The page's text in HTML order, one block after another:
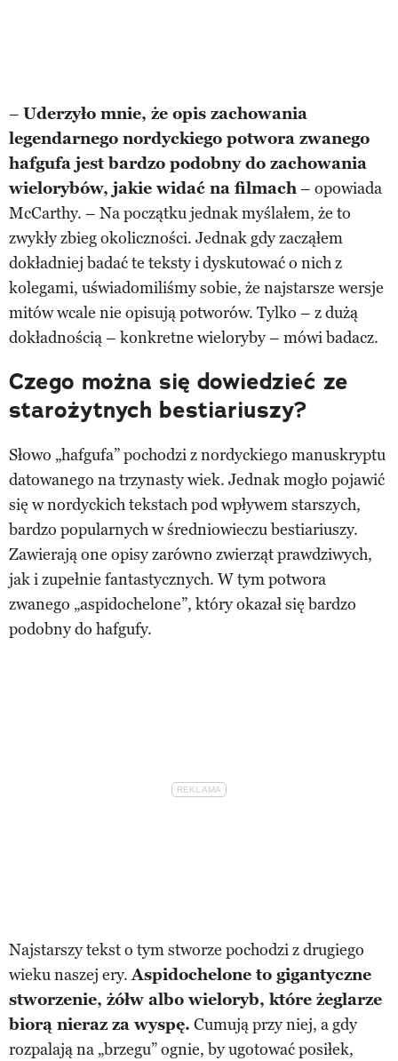
– Uderzyło mnie, że opis zachowania
legendarnego nordyckiego potwora zwanego
hafgufa jest bardzo podobny do zachowania
wielorybów, jakie widać na filmach– opowiada
McCarthy. – Na początku jednak myślałem, że to
zwykły zbieg okoliczności. Jednak gdy zacząłem
dokładniej badać te teksty i dyskutować o nich z
kolegami, uświadomiliśmy sobie, że najstarsze wersje
mitów wcale nie opisują potworów. Tylko – z dużą
dokładnością – konkretne wieloryby – mówi badacz.
Czego można się dowiedzieć ze
starożytnych bestiariuszy?
Słowo „hafgufa” pochodzi z nordyckiego manuskryptu
datowanego na trzynasty wiek. Jednak mogło pojawić
się w nordyckich tekstach pod wpływem starszych,
bardzo popularnych w średniowieczu bestiariuszy.
Zawierają one opisy zarówno zwierząt prawdziwych,
jak i zupełnie fantastycznych. W tym potwora
zwanego „aspidochelone”, który okazał się bardzo
podobny do hafgufy.
Najstarszy tekst o tym stworze pochodzi z drugiego
wieku naszej ery.Aspidochelone to gigantyczne
stworzenie, żółw albo wieloryb, które żeglarze
biorą nieraz za wyspę. Cumują przy niej, a gdy
rozpalają na „brzegu” ognie, by ugotować posiłek,